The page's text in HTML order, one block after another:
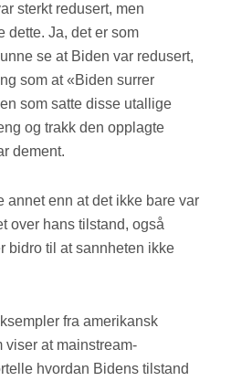
sterkt redusert, men
dette. Ja, det er som
se at Biden var redusert,
som at «Biden surrer
som satte disse utallige
og trakk den opplagte
dement.
annet enn at det ikke bare var
over hans tilstand, også
bidro til at sannheten ikke
fra amerikansk
viser at mainstream-
hvordan Bidens tilstand